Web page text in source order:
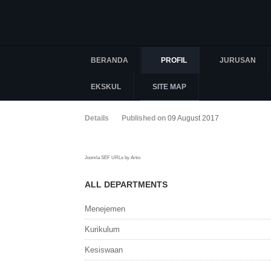
BERANDA PROFIL JURUSAN
EKSKUL SITE MAP
Details Published on 09 August 2017
Joomla SEF URLs by Artio
ALL DEPARTMENTS
Menejemen
Kurikulum
Kesiswaan